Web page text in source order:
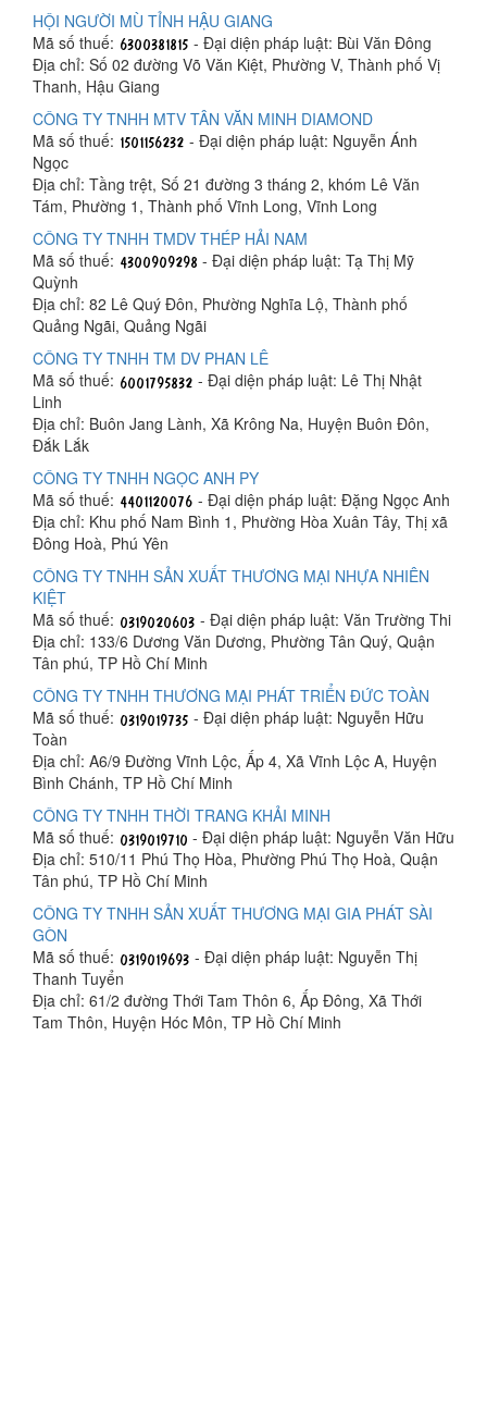
HỘI NGƯỜI MÙ TỈNH HẬU GIANG
Mã số thuế:
- Đại diện pháp luật: Bùi Văn Đông
Địa chỉ: Số 02 đường Võ Văn Kiệt, Phường V, Thành phố Vị
Thanh, Hậu Giang
CÔNG TY TNHH MTV TÂN VĂN MINH DIAMOND
Mã số thuế:
- Đại diện pháp luật: Nguyễn Ánh
Ngọc
Địa chỉ: Tầng trệt, Số 21 đường 3 tháng 2, khóm Lê Văn
Tám, Phường 1, Thành phố Vĩnh Long, Vĩnh Long
CÔNG TY TNHH TMDV THÉP HẢI NAM
Mã số thuế:
- Đại diện pháp luật: Tạ Thị Mỹ
Quỳnh
Địa chỉ: 82 Lê Quý Đôn, Phường Nghĩa Lộ, Thành phố
Quảng Ngãi, Quảng Ngãi
CÔNG TY TNHH TM DV PHAN LÊ
Mã số thuế:
- Đại diện pháp luật: Lê Thị Nhật
Linh
Địa chỉ: Buôn Jang Lành, Xã Krông Na, Huyện Buôn Đôn,
Đắk Lắk
CÔNG TY TNHH NGỌC ANH PY
Mã số thuế:
- Đại diện pháp luật: Đặng Ngọc Anh
Địa chỉ: Khu phố Nam Bình 1, Phường Hòa Xuân Tây, Thị xã
Đông Hoà, Phú Yên
CÔNG TY TNHH SẢN XUẤT THƯƠNG MẠI NHỰA NHIÊN
KIỆT
Mã số thuế:
- Đại diện pháp luật: Văn Trường Thi
Địa chỉ: 133/6 Dương Văn Dương, Phường Tân Quý, Quận
Tân phú, TP Hồ Chí Minh
CÔNG TY TNHH THƯƠNG MẠI PHÁT TRIỂN ĐỨC TOÀN
Mã số thuế:
- Đại diện pháp luật: Nguyễn Hữu
Toàn
Địa chỉ: A6/9 Đường Vĩnh Lộc, Ấp 4, Xã Vĩnh Lộc A, Huyện
Bình Chánh, TP Hồ Chí Minh
CÔNG TY TNHH THỜI TRANG KHẢI MINH
Mã số thuế:
- Đại diện pháp luật: Nguyễn Văn Hữu
Địa chỉ: 510/11 Phú Thọ Hòa, Phường Phú Thọ Hoà, Quận
Tân phú, TP Hồ Chí Minh
CÔNG TY TNHH SẢN XUẤT THƯƠNG MẠI GIA PHÁT SÀI
GÒN
Mã số thuế:
- Đại diện pháp luật: Nguyễn Thị
Thanh Tuyển
Địa chỉ: 61/2 đường Thới Tam Thôn 6, Ấp Đông, Xã Thới
Tam Thôn, Huyện Hóc Môn, TP Hồ Chí Minh